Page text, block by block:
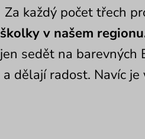
Za každý počet třech
školky v našem
jen sedět na barevných
a dělají radost. Navíc